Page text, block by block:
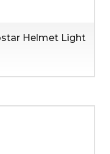
Helmet Light